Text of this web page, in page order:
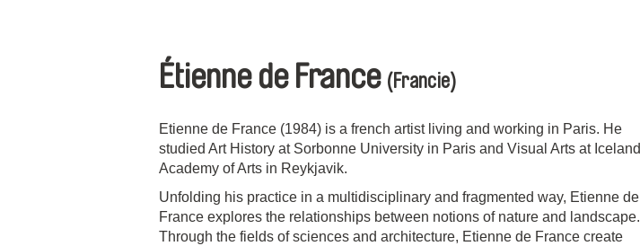
Étienne de France (Francie)
Etienne de France (1984) is a french artist living and working in Paris. He
studied Art History at Sorbonne University in Paris and Visual Arts at Iceland
Academy of Arts in Reykjavik.
Unfolding his practice in a multidisciplinary and fragmented way, Etienne de
France explores the relationships between notions of nature and landscape.
Through the fields of sciences and architecture, Etienne de France create